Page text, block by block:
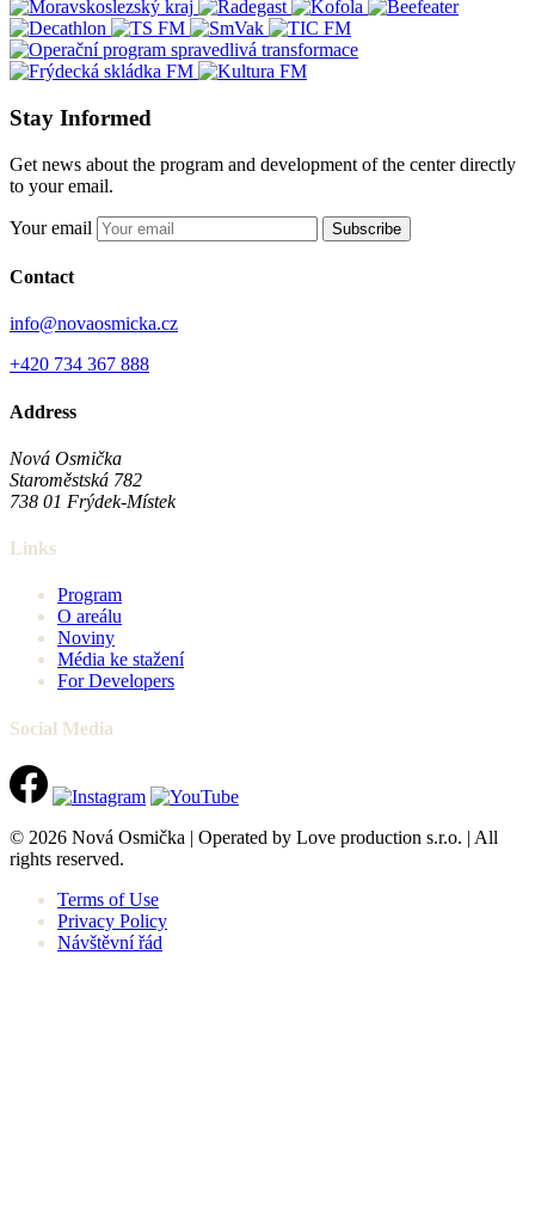
Stay Informed
Get news about the program and development of the center directly
to your email.
Your email Subscribe
Contact
info@novaosmicka.cz
+420 734 367 888
Address
Nová Osmička
Staroměstská 782
738 01 Frýdek-Místek
Links
Program
O areálu
Noviny
Média ke stažení
For Developers
Social Media
© 2026 Nová Osmička | Operated by Love production s.r.o. | All
rights reserved.
Terms of Use
Privacy Policy
Návštěvní řád